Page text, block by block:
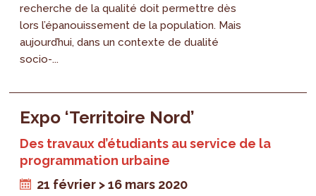
recherche de la qualité doit permettre dès
lors l’épanouissement de la population. Mais
aujourd’hui, dans un contexte de dualité
socio-...
Expo ‘Territoire Nord’
Des travaux d’étudiants au service de la
programmation urbaine
21 février > 16 mars 2020